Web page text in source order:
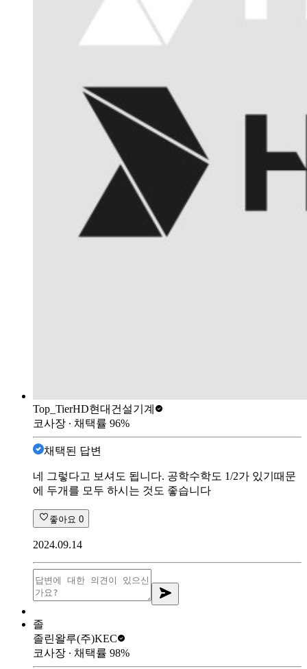
Top_TierHD현대건설기계
코사장 ∙ 채택률 96%
채택된 답변
네 그렇다고 보셔도 됩니다. 공학수학도 1/2가 있기때문
에 두개를 모두 하시는 것도 좋습니다
좋아요 0
2024.09.14
졸
졸린왈루(주)KEC
코사장 ∙ 채택률 98%